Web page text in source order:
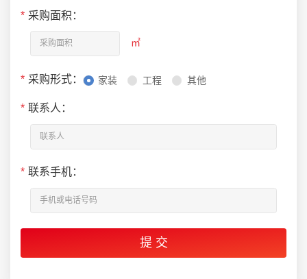
* 采购面积：
㎡
* 采购形式： 家装 工程 其他
* 联系人：
* 联系手机：